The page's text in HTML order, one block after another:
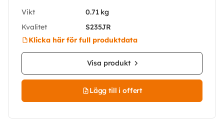
Vikt
0.71 kg
Kvalitet
S235JR
Klicka här för full produktdata
Visa produkt
Lägg till i offert